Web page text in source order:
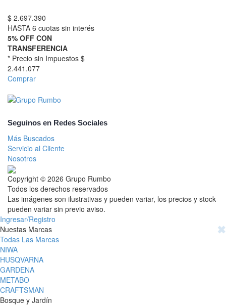
$ 2.697.390
HASTA 6 cuotas sin interés
5% OFF CON
TRANSFERENCIA
* Precio sin Impuestos $
2.441.077
Comprar
Seguinos en Redes Sociales
Más Buscados
Servicio al Cliente
Nosotros
Copyright © 2026 Grupo Rumbo
Todos los derechos reservados
Las imágenes son ilustrativas y pueden variar, los precios y stock
pueden variar sin previo aviso.
Ingresar/Registro
✖
Nuestas Marcas
Todas Las Marcas
NIWA
HUSQVARNA
GARDENA
METABO
CRAFTSMAN
Bosque y Jardín